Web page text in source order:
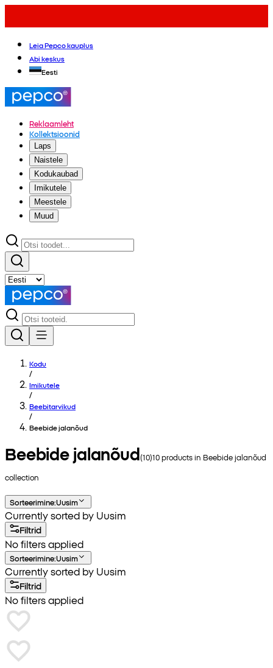
Leia Pepco kauplus
Abi keskus
Eesti
Reklaamleht
Kollektsioonid
Laps
Naistele
Kodukaubad
Imikutele
Meestele
Muud
Kodu
/
Imikutele
/
Beebitarvikud
/
Beebide jalanõud
Beebide jalanõud(10)10products in Beebide jalanõud
collection
Sorteerimine:Uusim
Currently sorted by Uusim
Filtrid
No filters applied
Sorteerimine:Uusim
Currently sorted by Uusim
Filtrid
No filters applied